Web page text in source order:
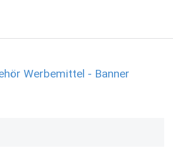
Werbemittel - Banner